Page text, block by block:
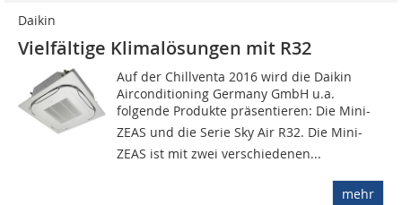
Daikin
Vielfältige Klimalösungen mit R32
Auf der Chillventa 2016 wird die Daikin
Airconditioning Germany GmbH u.a.
folgende Produkte präsentieren: Die Mini-
ZEAS und die Serie Sky Air R32. Die Mini-
ZEAS ist mit zwei verschiedenen...
mehr